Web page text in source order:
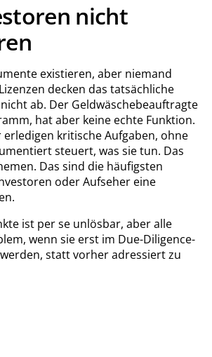
nicht
existieren, aber niemand
decken das tatsächliche
ab. Der Geldwäschebeauftragte
hat aber keine echte Funktion.
kritische Aufgaben, ohne
steuert, was sie tun. Das
Das sind die häufigsten
oder Aufseher eine
ist per se unlösbar, aber alle
wenn sie erst im Due-Diligence-
statt vorher adressiert zu